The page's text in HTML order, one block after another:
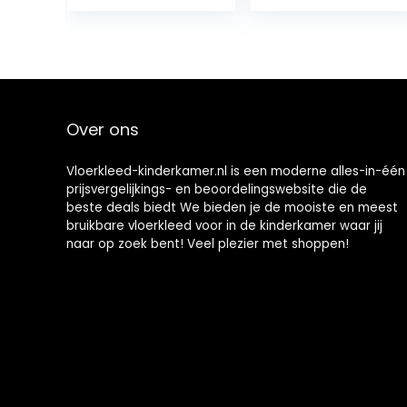
Slaapkamer
Over ons
Vloerkleed-kinderkamer.nl is een moderne alles-in-één
prijsvergelijkings- en beoordelingswebsite die de
beste deals biedt We bieden je de mooiste en meest
bruikbare vloerkleed voor in de kinderkamer waar jij
naar op zoek bent! Veel plezier met shoppen!